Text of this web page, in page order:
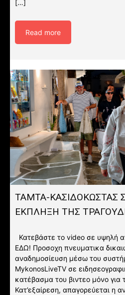
[…]
Read more
ΤΑΜΤΑ-ΚΑΣΙΔΟΚΩΣΤΑΣ
ΕΚΠΛΗΞΗ ΤΗΣ
Κατεβάστε το video σε υψηλή
ΕΔΩ! Προσοχη πνευματικα
αναδημοσίευση μέσω του
MykonosLiveTV σε
κατέβασμα του βιντεο μόνο για
Κατ’εξαίρεση, απαγορεύεται η